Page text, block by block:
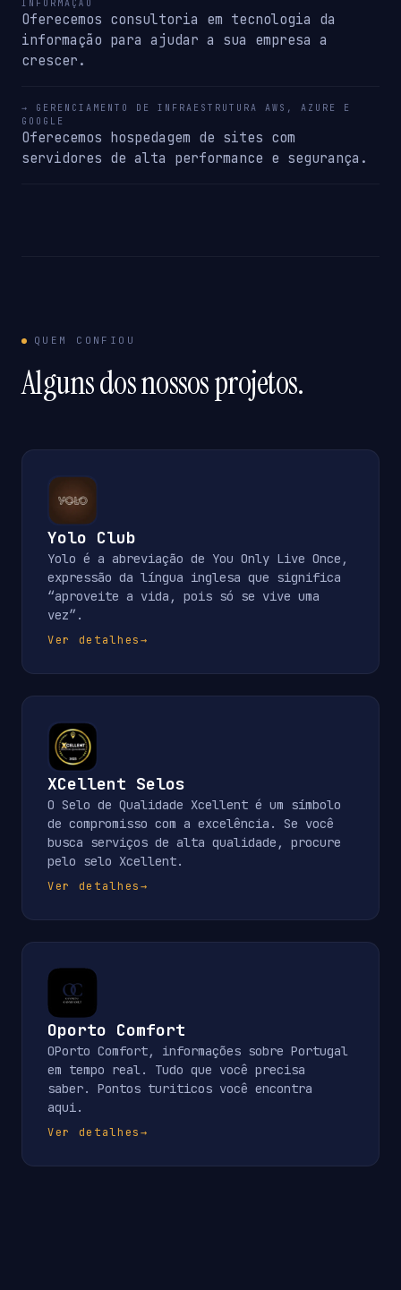
INFORMAÇÃO
Oferecemos consultoria em tecnologia da
informação para ajudar a sua empresa a
crescer.
→ GERENCIAMENTO DE INFRAESTRUTURA AWS, AZURE E
GOOGLE
Oferecemos hospedagem de sites com
servidores de alta performance e segurança.
QUEM CONFIOU
Alguns dos nossos projetos.
Yolo Club
Yolo é a abreviação de You Only Live Once,
expressão da língua inglesa que significa
“aproveite a vida, pois só se vive uma
vez”.
Ver detalhes→
XCellent Selos
O Selo de Qualidade Xcellent é um símbolo
de compromisso com a excelência. Se você
busca serviços de alta qualidade, procure
pelo selo Xcellent.
Ver detalhes→
Oporto Comfort
OPorto Comfort, informações sobre Portugal
em tempo real. Tudo que você precisa
saber. Pontos turiticos você encontra
aqui.
Ver detalhes→